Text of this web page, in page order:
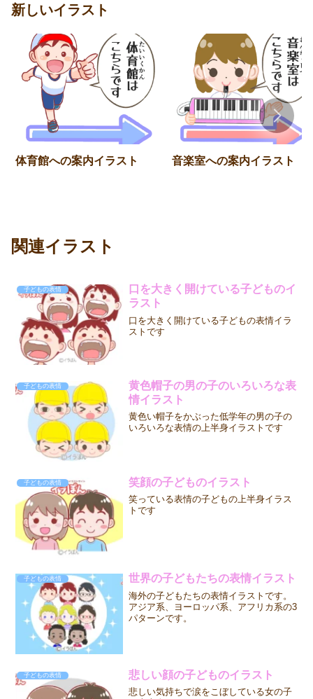
新しいイラスト
体育館への案内イラスト 音楽室への案内イラスト
関連イラスト
子どもの表情
口を大きく開けている子どものイ
ラスト
口を大きく開けている子どもの表情イラ
ストです
子どもの表情
黄色帽子の男の子のいろいろな表
情イラスト
黄色い帽子をかぶった低学年の男の子の
いろいろな表情の上半身イラストです
子どもの表情 笑顔の子どものイラスト
笑っている表情の子どもの上半身イラス
トです
子どもの表情 世界の子どもたちの表情イラスト
海外の子どもたちの表情イラストです。
アジア系、ヨーロッパ系、アフリカ系の3
パターンです。
子どもの表情 悲しい顔の子どものイラスト
悲しい気持ちで涙をこぼしている女の子